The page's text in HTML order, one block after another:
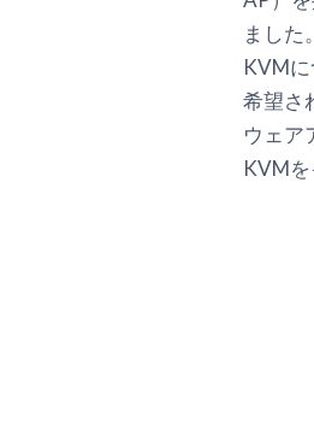
ました。
KVM
希望さ
ウェア
KVM